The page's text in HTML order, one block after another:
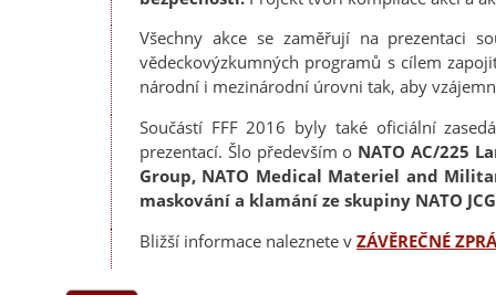
Všechny akce se zaměřují na prezentaci
vědeckovýzkumných programů s cílem
národní i mezinárodní úrovni tak, aby
Součástí FFF 2016 byly také oficiální
prezentací. Šlo především o NATO AC/225
Group, NATO Medical Materiel and
maskování a klamání ze skupiny NATO
Bližší informace naleznete v ZÁVĚREČNÉ